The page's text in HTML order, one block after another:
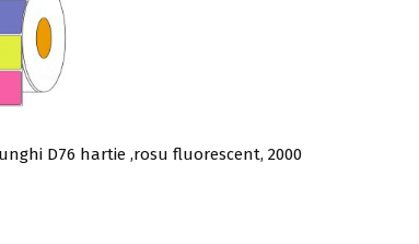
D76 hartie ,rosu fluorescent, 2000